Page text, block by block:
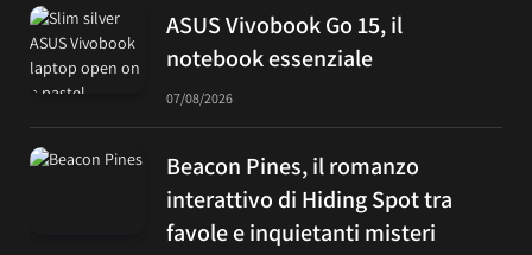
ASUS Vivobook Go 15, il
notebook essenziale
07/08/2026
Beacon Pines, il romanzo
interattivo di Hiding Spot tra
favole e inquietanti misteri